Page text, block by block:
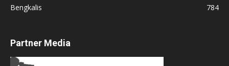
Bengkalis
784
Partner Media